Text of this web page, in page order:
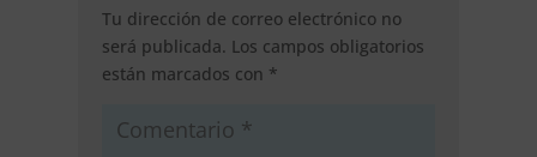
Tu dirección de correo electrónico no
será publicada. Los campos obligatorios
están marcados con *